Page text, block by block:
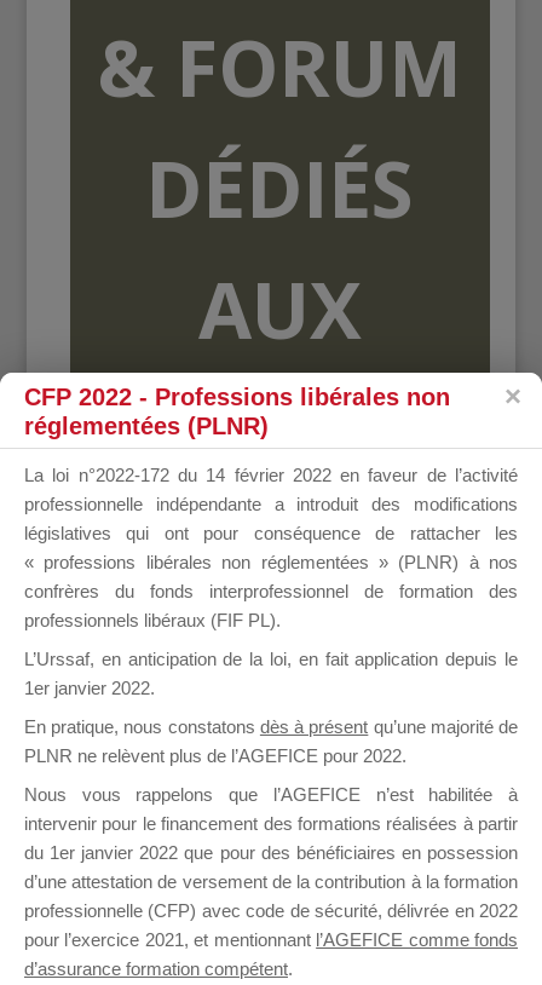
& FORUM
DÉDIÉS
AUX
DE
Groupe Public
il y a un jour
Ce groupe est destiné aux Organismes de
formation. Il accueille également les Conseillers
CFP 2022 - Professions libérales non
réglementées (PLNR)
La loi n°2022-172 du 14 février 2022 en faveur de l’activité
professionnelle indépendante a introduit des modifications
législatives qui ont pour conséquence de rattacher les
« professions libérales non réglementées » (PLNR) à nos
confrères du fonds interprofessionnel de formation des
professionnels libéraux (FIF PL).
L’Urssaf, en anticipation de la loi, en fait application depuis le
1er janvier 2022.
En pratique, nous constatons dès à présent qu’une majorité de
PLNR ne relèvent plus de l’AGEFICE pour 2022.
Nous vous rappelons que l’AGEFICE n’est habilitée à
intervenir pour le financement des formations réalisées à partir
du 1er janvier 2022 que pour des bénéficiaires en possession
d’une attestation de versement de la contribution à la formation
professionnelle (CFP) avec code de sécurité, délivrée en 2022
pour l’exercice 2021, et mentionnant l’AGEFICE comme fonds
d’assurance formation compétent.